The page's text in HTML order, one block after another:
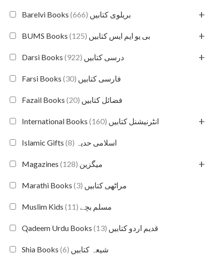
Barelvi Books بریلوی کتابیں (666) +
BUMS Books بی یو ایم ایس کتابیں (125) +
Darsi Books درسی کتابیں (922) +
Farsi Books فارسی کتابیں (30)
Fazail Books فضائل کتابیں (20)
International Books انٹرنیشنل کتابیں (160) +
Islamic Gifts اسلامی حدیہ (8)
Magazines میگزین (128) +
Marathi Books مراٹھی کتابیں (3)
Muslim Kids مسلم بچے (11)
Qadeem Urdu Books قدیم اردو کتابیں (13)
Shia Books شیعہ کتابیں (6)